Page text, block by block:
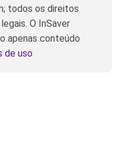
todos os direitos
O InSaver
apenas conteúdo
de uso